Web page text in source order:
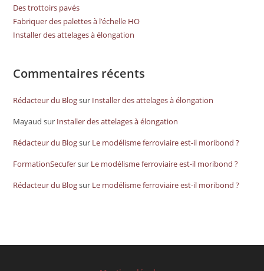
Des trottoirs pavés
Fabriquer des palettes à l’échelle HO
Installer des attelages à élongation
Commentaires récents
Rédacteur du Blogsur Installer des attelages à élongation
Mayaud sur Installer des attelages à élongation
Rédacteur du Blogsur Le modélisme ferroviaire est-il moribond ?
FormationSecufersur Le modélisme ferroviaire est-il moribond ?
Rédacteur du Blogsur Le modélisme ferroviaire est-il moribond ?